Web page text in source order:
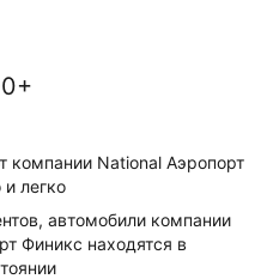
компании National Аэропорт
легко
автомобили компании
Финикс находятся в